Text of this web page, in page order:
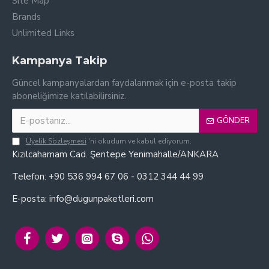
Brands
Unlimited Links
Kampanya Takip
Güncel kampanyalardan faydalanmak için e-posta takip
aboneliğimize katılabilirsiniz.
GÖNDER
Üyelik Sözleşmesi 'ni okudum ve kabul ediyorum.
Kızılcahamam Cad. Şentepe Yenimahalle/ANKARA
Telefon: +90 536 994 67 06 - 0312 344 44 99
E-posta: info@dugunpaketleri.com